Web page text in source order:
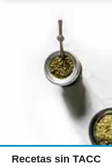
Recetas sin TACC